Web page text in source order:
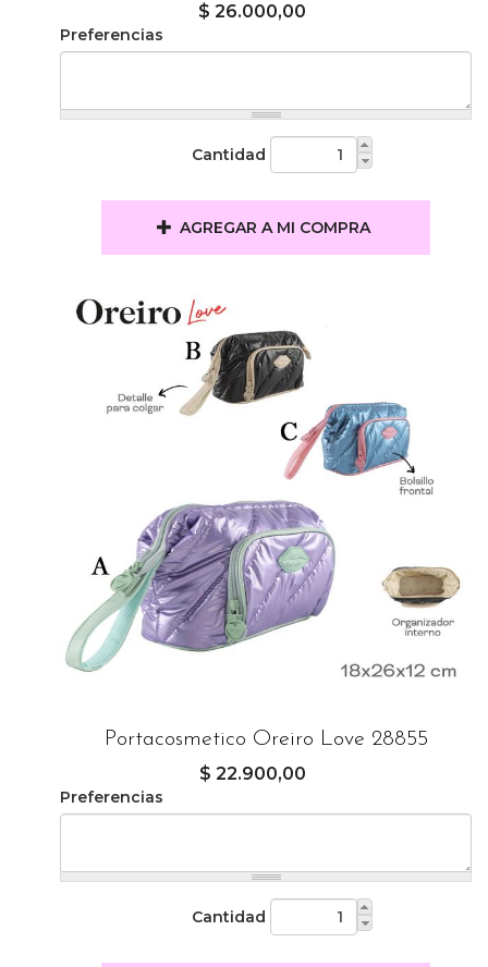
$ 26.000,00
Preferencias
Cantidad
AGREGAR A MI COMPRA
Portacosmetico Oreiro Love 28855
$ 22.900,00
Preferencias
Cantidad